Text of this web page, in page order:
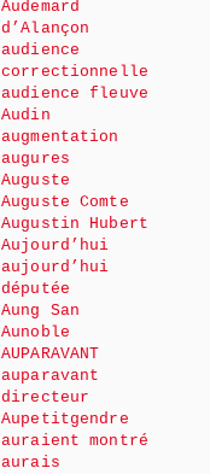
Audemard
d’Alançon
audience
correctionnelle
audience fleuve
Audin
augmentation
augures
Auguste
Auguste Comte
Augustin Hubert
Aujourd’hui
aujourd’hui
députée
Aung San
Aunoble
AUPARAVANT
auparavant
directeur
Aupetitgendre
auraient montré
aurais